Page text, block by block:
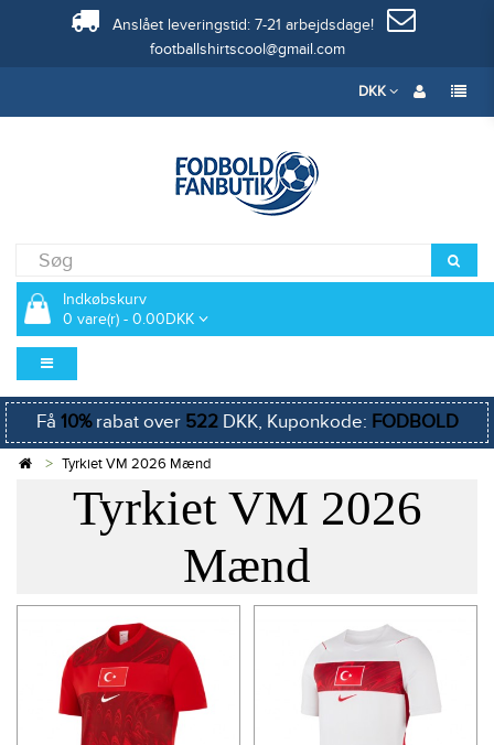
Anslået leveringstid: 7-21 arbejdsdage!
footballshirtscool@gmail.com
DKK
Indkøbskurv
0 vare(r) - 0.00DKK
Få 10%rabat over 522DKK, Kuponkode: FODBOLD
Tyrkiet VM 2026 Mænd
Tyrkiet VM 2026
Mænd